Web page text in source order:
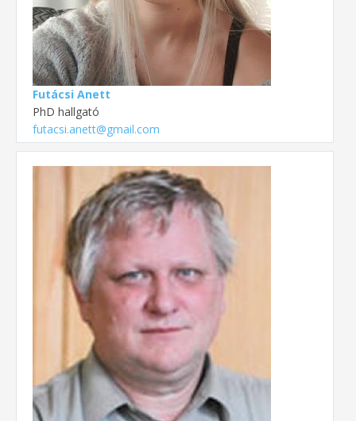
Futácsi Anett
PhD hallgató
futacsi.anett@gmail.com